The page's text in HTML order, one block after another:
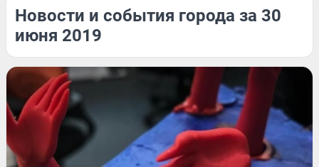
Новости и события города за 30
июня 2019